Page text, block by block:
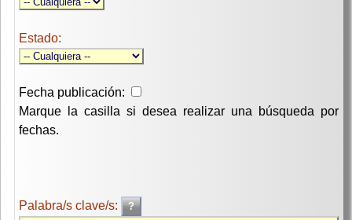
Estado:
Fecha publicación:
Marque la casilla si desea realizar una búsqueda por
fechas.
Palabra/s clave/s: